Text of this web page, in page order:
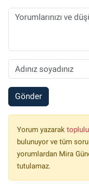
Gönder
Yorum yazarak
bulunuyor ve tüm
yorumlardan Mira
tutulamaz.